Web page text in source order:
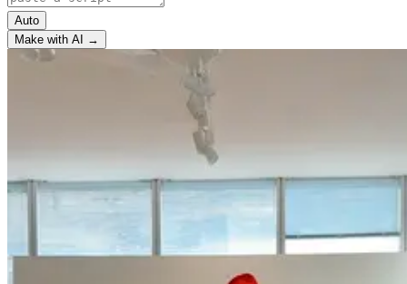
Auto
Make with AI →